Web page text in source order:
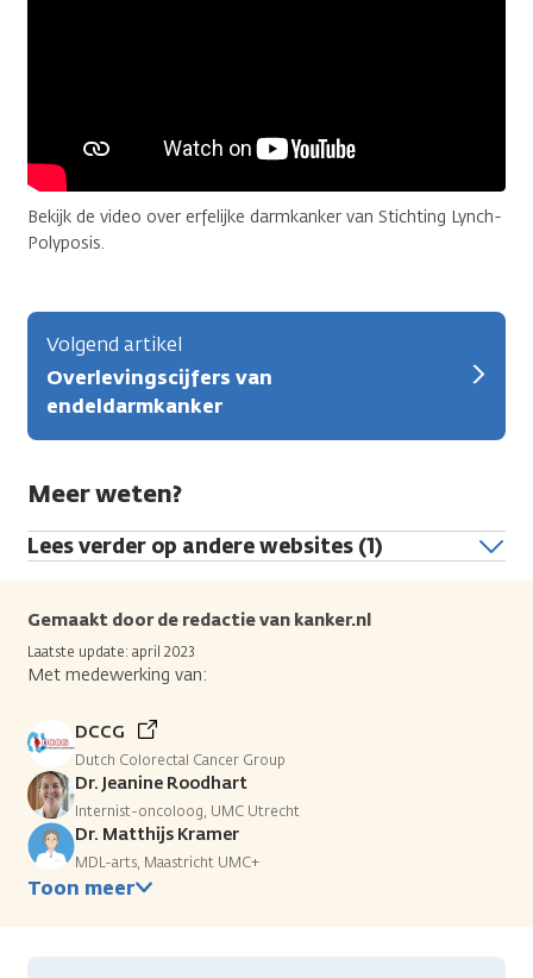
Bekijk de video over erfelijke darmkanker van Stichting Lynch-
Polyposis.
Volgend artikel
Overlevingscijfers van
endeldarmkanker
Meer weten?
Lees verder op andere websites (1)
Gemaakt door de redactie van kanker.nl
Laatste update: april 2023
Met medewerking van:
DCCG
Dutch Colorectal Cancer Group
Dr. Jeanine Roodhart
Internist-oncoloog, UMC Utrecht
Dr. Matthijs Kramer
MDL-arts, Maastricht UMC+
Toon meer